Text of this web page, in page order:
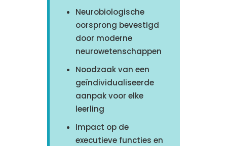
Neurobiologische
oorsprong bevestigd
door moderne
neurowetenschappen
Noodzaak van een
geïndividualiseerde
aanpak voor elke
leerling
Impact op de
executieve functies en